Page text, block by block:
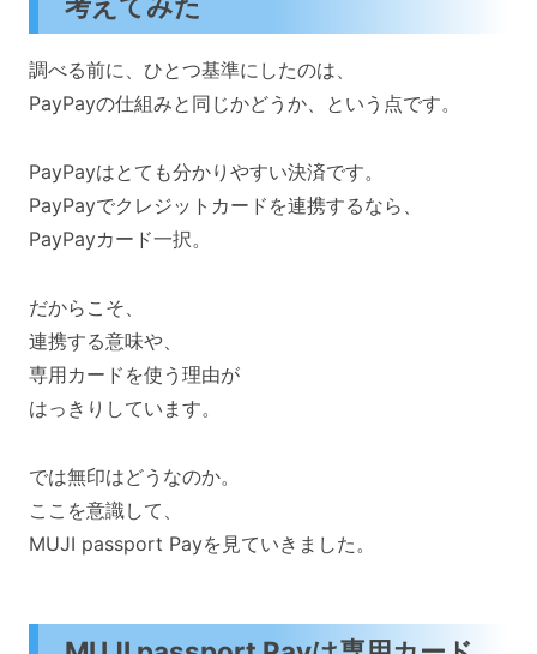
調べる前に、ひとつ基準にしたのは、
PayPayの仕組みと同じかどうか、という点です。
PayPayはとても分かりやすい決済です。
PayPayでクレジットカードを連携するなら、
PayPayカード一択。
だからこそ、
連携する意味や、
専用カードを使う理由が
はっきりしています。
では無印はどうなのか。
ここを意識して、
MUJI passport Payを見ていきました。